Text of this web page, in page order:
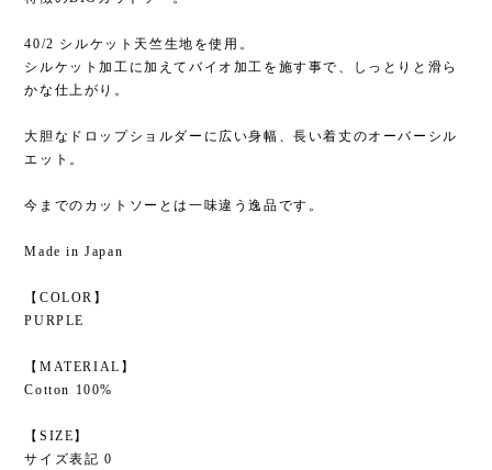
40/2 シルケット天竺生地を使用。
シルケット加工に加えてバイオ加工を施す事で、しっとりと滑ら
かな仕上がり。
大胆なドロップショルダーに広い身幅、長い着丈のオーバーシル
エット。
今までのカットソーとは一味違う逸品です。
Made in Japan
【COLOR】
PURPLE
【MATERIAL】
Cotton 100%
【SIZE】
サイズ表記 0